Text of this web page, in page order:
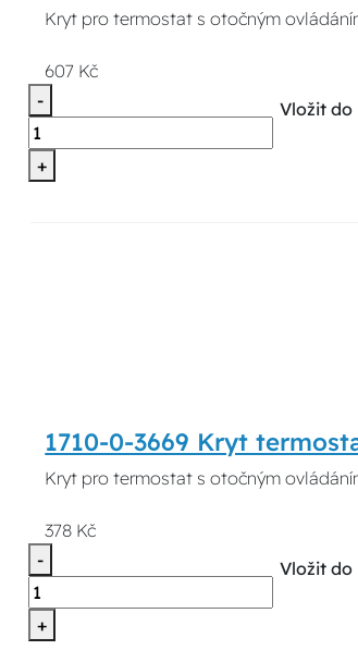
Kryt pro termostat s otočným
607 Kč
-
+
Vložit do
1710-0-3669 Kryt
Kryt pro termostat s otočným
378 Kč
-
+
Vložit do